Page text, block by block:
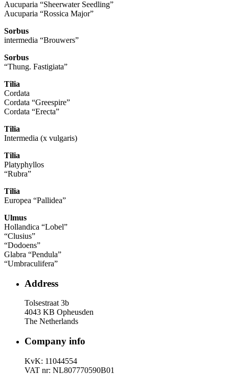
Aucuparia “Sheerwater Seedling”
Aucuparia “Rossica Major”
Sorbus
intermedia “Brouwers”
Sorbus
“Thung. Fastigiata”
Tilia
Cordata
Cordata “Greespire”
Cordata “Erecta”
Tilia
Intermedia (x vulgaris)
Tilia
Platyphyllos
“Rubra”
Tilia
Europea “Pallidea”
Ulmus
Hollandica “Lobel”
“Clusius”
“Dodoens”
Glabra “Pendula”
“Umbraculifera”
Address
Tolsestraat 3b
4043 KB Opheusden
The Netherlands
Company info
KvK: 11044554
VAT nr: NL807770590B01